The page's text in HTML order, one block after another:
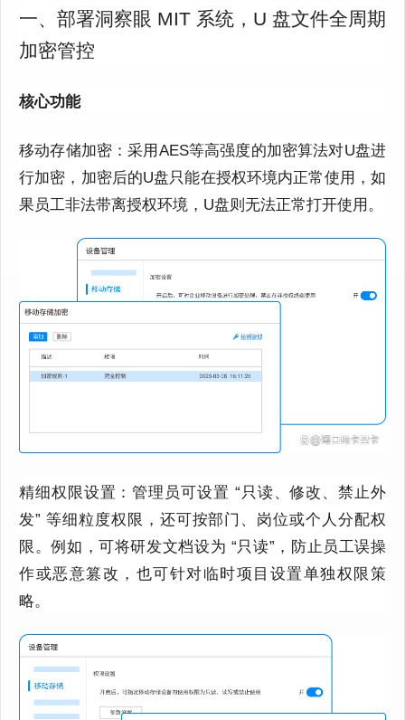
一、部署洞察眼 MIT 系统，U 盘文件全周期
加密管控
核心功能
移动存储加密：采用AES等高强度的加密算法对U盘进
行加密，加密后的U盘只能在授权环境内正常使用，如
果员工非法带离授权环境，U盘则无法正常打开使用。
精细权限设置：管理员可设置 “只读、修改、禁止外
发” 等细粒度权限，还可按部门、岗位或个人分配权
限。例如，可将研发文档设为 “只读”，防止员工误操
作或恶意篡改，也可针对临时项目设置单独权限策
略。